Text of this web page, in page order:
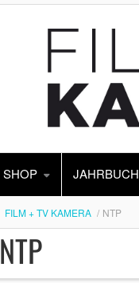
SHOP JAHRBUCH
FILM + TV KAMERA NTP
NTP